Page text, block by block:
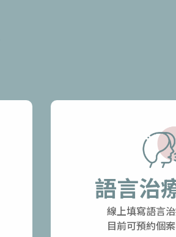
語言治
線上填寫語言
目前可預約個